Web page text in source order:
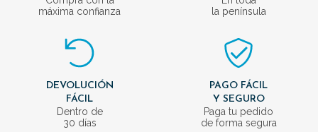
máxima confianza
la península
DEVOLUCIÓN
FÁCIL
Dentro de
30 días
PAGO FÁCIL
Y SEGURO
Paga tu pedido
de forma segura